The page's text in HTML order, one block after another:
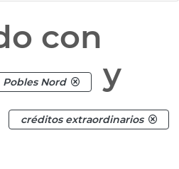
con
Pobles Nord
y
créditos extraordinarios